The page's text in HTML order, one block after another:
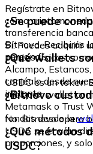
Regístrate en
como
transferencia
Bitnovo. Recibirás
personal.
¿Se puede
Sí. Puedes adquirir
puntos físicos
Alcampo,
canjéalo desde
instante.
¿Qué wallets
USDC es un token
cualquier wallet
Metamask o Trust
fondos desde la
¿Bitnovo
No. Bitnovo opera
USDC se envían
proporciones, y
¿Qué métodos
USDC?